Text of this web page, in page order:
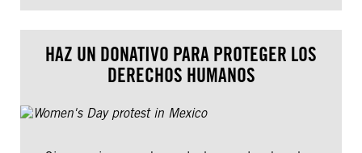
HAZ UN DONATIVO PARA PROTEGER LOS
DERECHOS HUMANOS